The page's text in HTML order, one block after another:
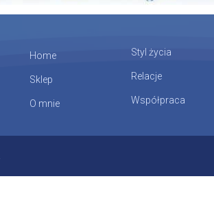
Home
Sklep
O mnie
Styl życia
Relacje
Współpraca